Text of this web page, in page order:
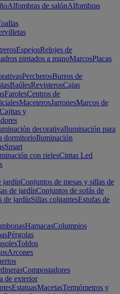
Alfombras de salónAlfombras
EspejosRelojes de
pintados a manoMarcosPlacas
PercherosBurros de
BaúlesRevisterosCajas
FarolesCentros de
MaceterosJarronesMarcos de
Cajitas y
decorativaIluminación para
dormitorioIluminación
Smart
con rielesCintas Led
jardínConjuntos de mesas y sillas de
de jardínConjuntos de sofás de
de jardínSillas colgantesEstufas de
HamacasColumpios
Pérgolas
Toldos
Arcones
Compostadores
de exterior
EstatuasMacetasTermómetros y